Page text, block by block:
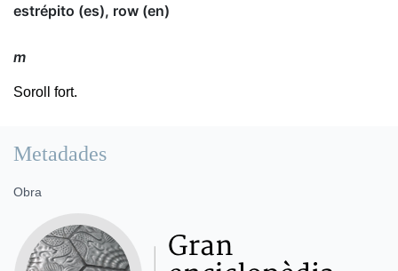
estrépito (es), row (en)
m
Soroll fort.
Metadades
Obra